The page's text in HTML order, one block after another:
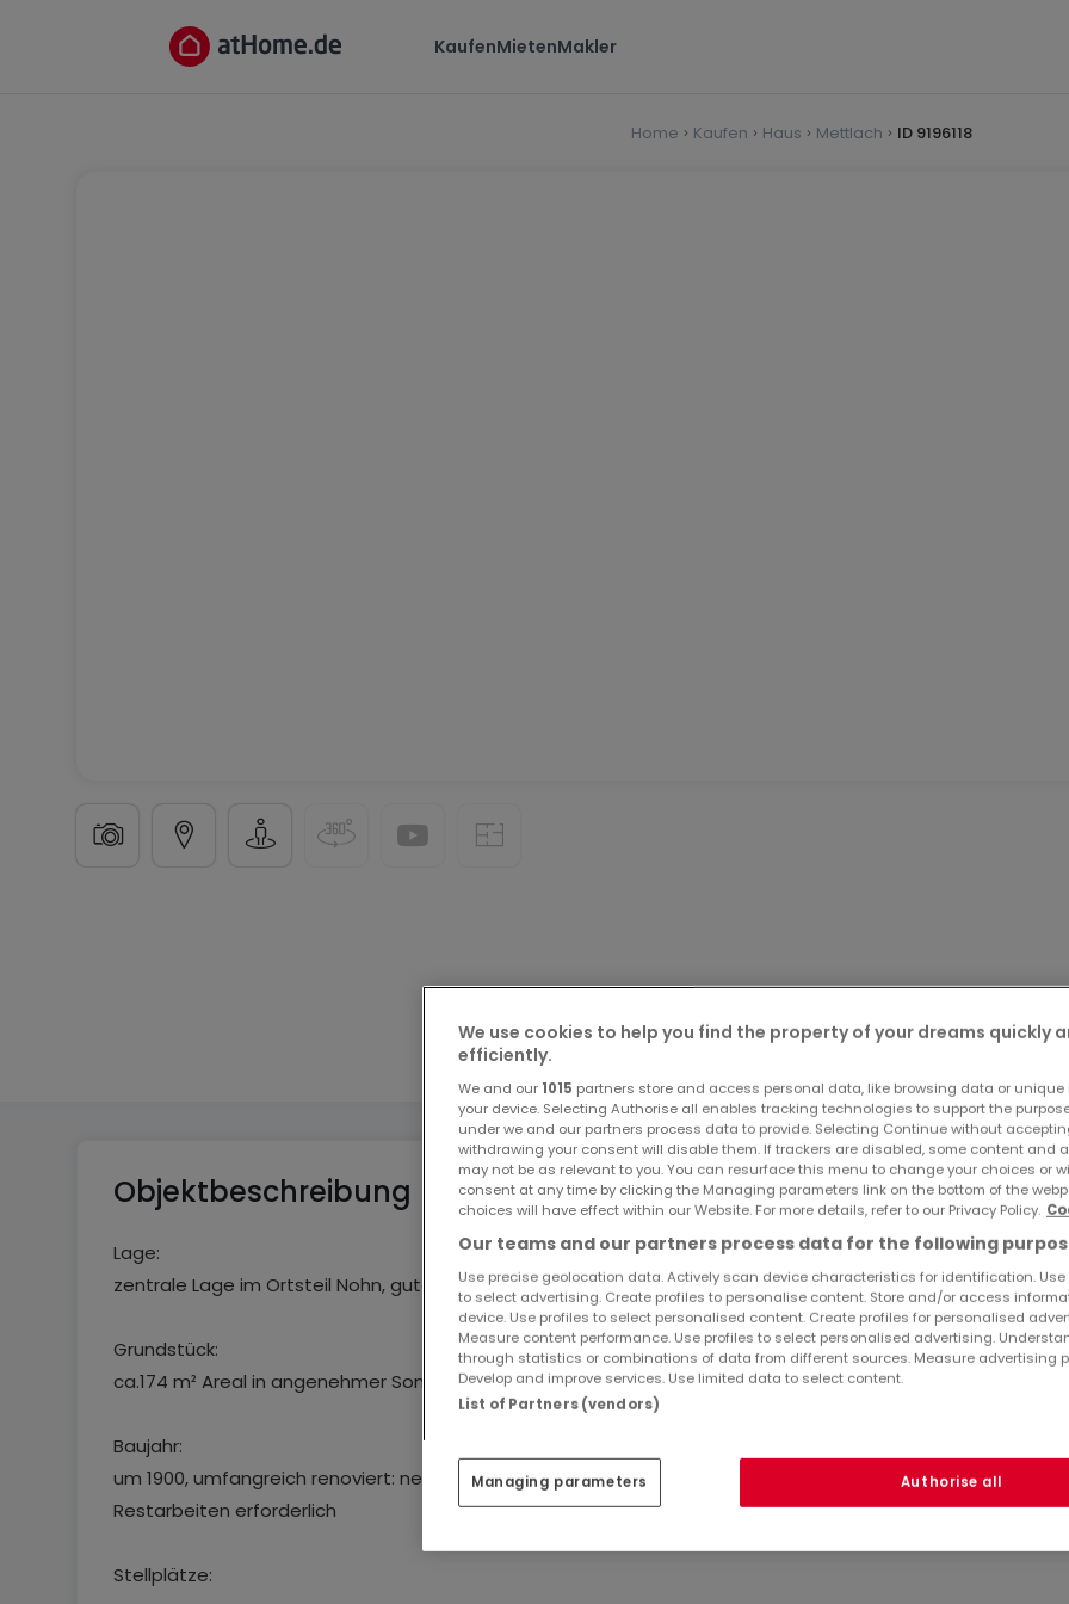
KaufenMietenMakler
Home Kaufen Haus Mettlach ID 9196118
Objektbeschreibung
Lage:
zentrale Lage im Ortsteil Nohn, gute Verkehrsanbindung zur Autobahn Saarbrücken - Luxemburg
Grundstück:
ca.174 m² Areal in angenehmer Sonnenlage, Terrasse in Süd-West-Ausrichtung
Baujahr:
um 1900, umfangreich renoviert: neue Böden/Decken vom Keller bis zum Dach, Fenster, Elektro, etc. -
Restarbeiten erforderlich
Stellplätze:
We use cookies to help you find the property of your dreams quickly
efficiently.
We and our 1015 partners store and access personal data, like browsing data or unique
your device. Selecting Authorise all enables tracking technologies to support the
under we and our partners process data to provide. Selecting Continue without
withdrawing your consent will disable them. If trackers are disabled, some content and
may not be as relevant to you. You can resurface this menu to change your choices or
consent at any time by clicking the Managing parameters link on the bottom of the
choices will have effect within our Website. For more details, refer to our Privacy Policy.
Our teams and our partners process data for the following
Use precise geolocation data. Actively scan device characteristics for identification.
to select advertising. Create profiles to personalise content. Store and/or access
device. Use profiles to select personalised content. Create profiles for personalised
Measure content performance. Use profiles to select personalised advertising.
through statistics or combinations of data from different sources. Measure advertising
Develop and improve services. Use limited data to select content.
List of Partners (vendors)
Managing parameters Authorise all